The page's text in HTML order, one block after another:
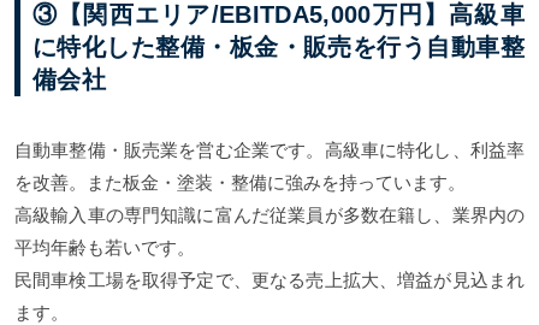
③【関西エリア/EBITDA5,000万円】高級車
に特化した整備・板金・販売を行う自動車整
備会社
自動車整備・販売業を営む企業です。高級車に特化し、利益率
を改善。また板金・塗装・整備に強みを持っています。
高級輸入車の専門知識に富んだ従業員が多数在籍し、業界内の
平均年齢も若いです。
民間車検工場を取得予定で、更なる売上拡大、増益が見込まれ
ます。